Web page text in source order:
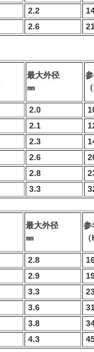
2.2
2.6
最大外径
㎜
2.0
2.1
2.3
2.6
2.8
3.3
最大外径
㎜
参
2.8
2.9
3.3
3.6
3.8
4.3